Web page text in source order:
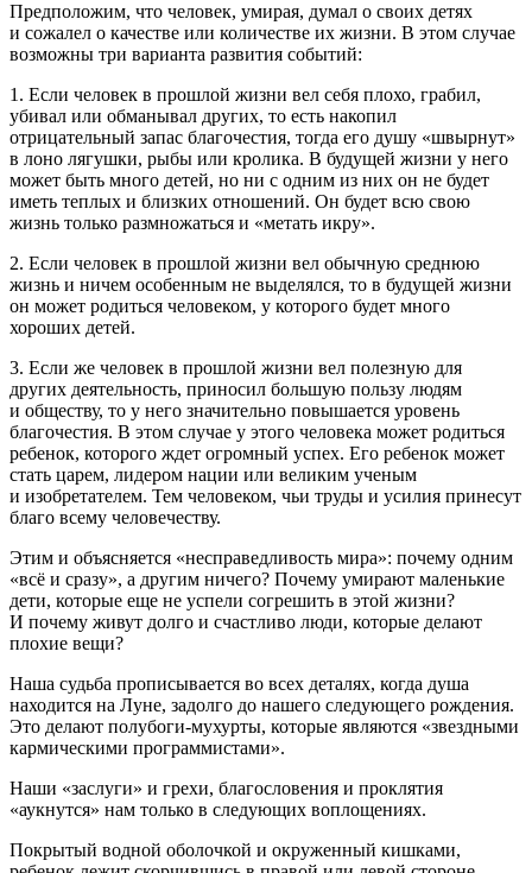
Предположим, что человек, умирая, думал о своих детях
и сожалел о качестве или количестве их жизни. В этом случае
возможны три варианта развития событий:
1. Если человек в прошлой жизни вел себя плохо, грабил,
убивал или обманывал других, то есть накопил
отрицательный запас благочестия, тогда его душу «швырнут»
в лоно лягушки, рыбы или кролика. В будущей жизни у него
может быть много детей, но ни с одним из них он не будет
иметь теплых и близких отношений. Он будет всю свою
жизнь только размножаться и «метать икру».
2. Если человек в прошлой жизни вел обычную среднюю
жизнь и ничем особенным не выделялся, то в будущей жизни
он может родиться человеком, у которого будет много
хороших детей.
3. Если же человек в прошлой жизни вел полезную для
других деятельность, приносил большую пользу людям
и обществу, то у него значительно повышается уровень
благочестия. В этом случае у этого человека может родиться
ребенок, которого ждет огромный успех. Его ребенок может
стать царем, лидером нации или великим ученым
и изобретателем. Тем человеком, чьи труды и усилия принесут
благо всему человечеству.
Этим и объясняется «несправедливость мира»: почему одним
«всё и сразу», а другим ничего? Почему умирают маленькие
дети, которые еще не успели согрешить в этой жизни?
И почему живут долго и счастливо люди, которые делают
плохие вещи?
Наша судьба прописывается во всех деталях, когда душа
находится на Луне, задолго до нашего следующего рождения.
Это делают полубоги-мухурты, которые являются «звездными
кармическими программистами».
Наши «заслуги» и грехи, благословения и проклятия
«аукнутся» нам только в следующих воплощениях.
Покрытый водной оболочкой и окруженный кишками,